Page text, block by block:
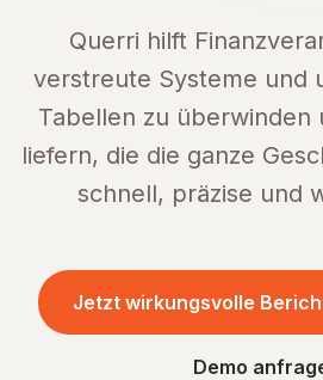
Querri hilft
verstreute Systeme und
Tabellen zu überwinden
liefern, die die ganze
schnell, präzise und
Jetzt wirkungsvolle
Demo